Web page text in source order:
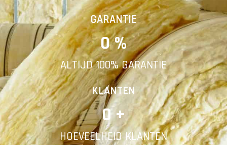
Vorige Volgende
E-mail
Telefoonnummer
Vorige
GARANTIE
0 %
ALTIJD 100% GARANTIE
KLANTEN
0 +
HOEVEELHEID KLANTEN